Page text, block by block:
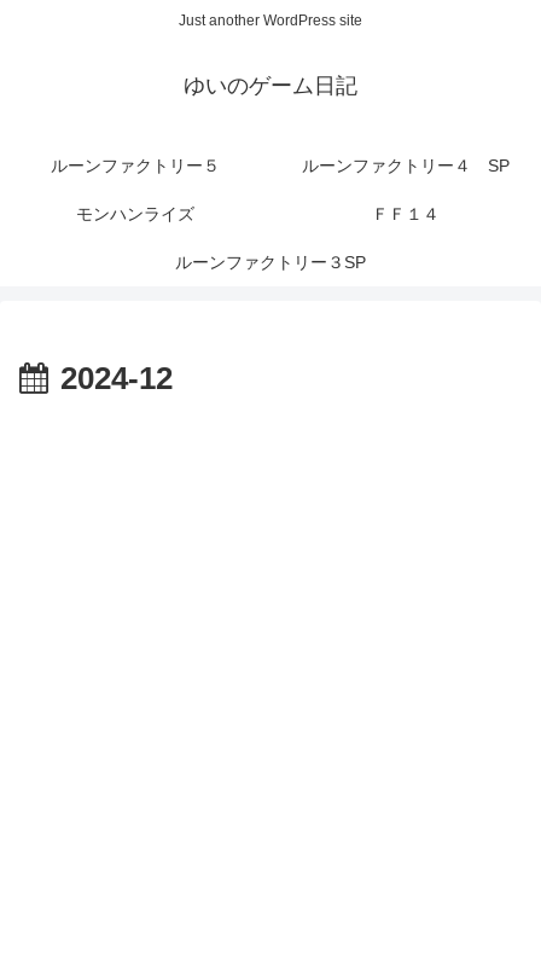
Just another WordPress site
ゆいのゲーム日記
ルーンファクトリー５ ルーンファクトリー４ SP
モンハンライズ ＦＦ１４
ルーンファクトリー３SP
2024-12